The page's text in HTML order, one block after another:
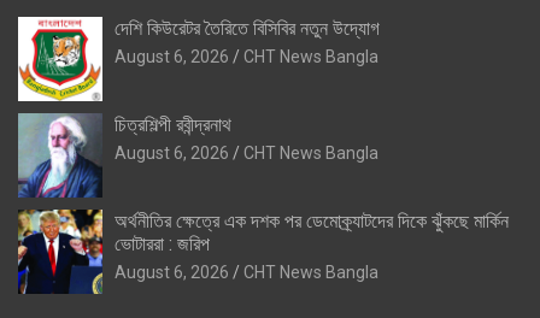
দেশি কিউরেটর তৈরিতে বিসিবির নতুন উদ্যোগ
August 6, 2026 CHT News Bangla
চিত্রশিল্পী রবীন্দ্রনাথ
August 6, 2026 CHT News Bangla
অর্থনীতির ক্ষেত্রে এক দশক পর ডেমোক্র্যাটদের দিকে ঝুঁকছে মার্কিন
ভোটাররা : জরিপ
August 6, 2026 CHT News Bangla